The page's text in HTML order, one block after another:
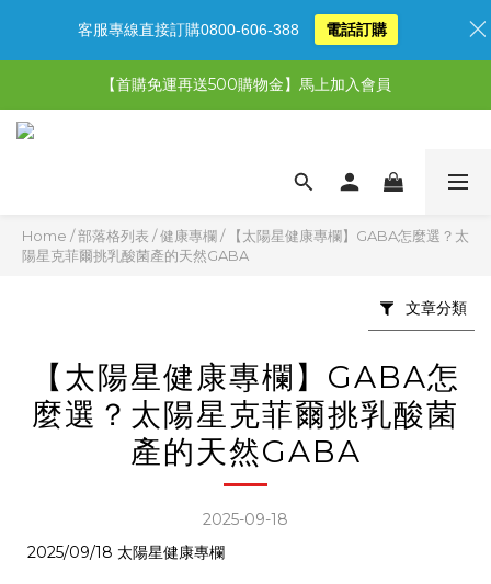
【限時特惠】全館滿1,000送500購物金！
【限時特惠】超值5選3，最高現省1,770元
【首購免運再送500購物金】馬上加入會員
Home /部落格列表 /健康專欄/
【太陽星健康專欄】GABA怎麼選？太
陽星克菲爾挑乳酸菌產的天然GABA
文章分類
【太陽星健康專欄】GABA怎
麼選？太陽星克菲爾挑乳酸菌
產的天然GABA
2025-09-18
2025/09/18 太陽星健康專欄
客服專線直接訂購0800-606-388 電話訂購